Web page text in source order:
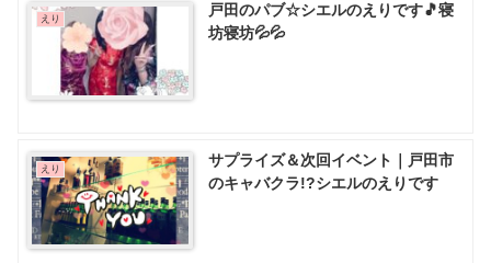
えり
戸田のパブ☆シエルのえりです🎵寝
坊寝坊💦💦
えり
サプライズ＆次回イベント｜戸田市
のキャバクラ!?シエルのえりです